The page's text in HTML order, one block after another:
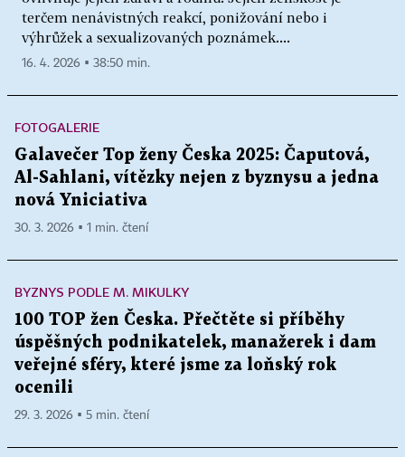
terčem nenávistných reakcí, ponižování nebo i
výhrůžek a sexualizovaných poznámek....
16. 4. 2026 ▪ 38:50 min.
FOTOGALERIE
Galavečer Top ženy Česka 2025: Čaputová,
Al-Sahlani, vítězky nejen z byznysu a jedna
nová Yniciativa
30. 3. 2026 ▪ 1 min. čtení
BYZNYS PODLE M. MIKULKY
100 TOP žen Česka. Přečtěte si příběhy
úspěšných podnikatelek, manažerek i dam
veřejné sféry, které jsme za loňský rok
ocenili
29. 3. 2026 ▪ 5 min. čtení